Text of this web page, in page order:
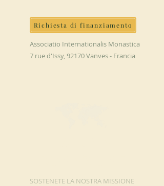
Richiesta di finanziamento
Associatio Internationalis Monastica
7 rue d'Issy, 92170 Vanves - Francia
SOSTENETE LA NOSTRA MISSIONE